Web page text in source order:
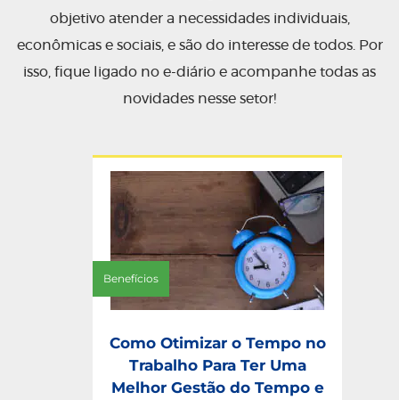
objetivo atender a necessidades individuais,
econômicas e sociais, e são do interesse de todos. Por
isso, fique ligado no e-diário e acompanhe todas as
novidades nesse setor!
Benefícios
Como Otimizar o Tempo no
Trabalho Para Ter Uma
Melhor Gestão do Tempo e